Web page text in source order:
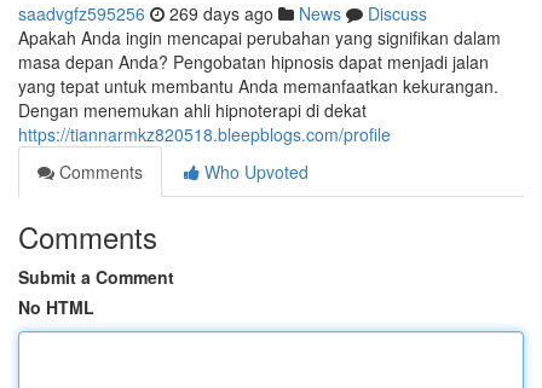
saadvgfz595256 269 days ago News
Discuss
Apakah Anda ingin mencapai perubahan yang signifikan dalam
masa depan Anda? Pengobatan hipnosis dapat menjadi jalan
yang tepat untuk membantu Anda memanfaatkan kekurangan.
Dengan menemukan ahli hipnoterapi di dekat
https://tiannarmkz820518.bleepblogs.com/profile
Comments
Who Upvoted
Comments
Submit a Comment
No HTML